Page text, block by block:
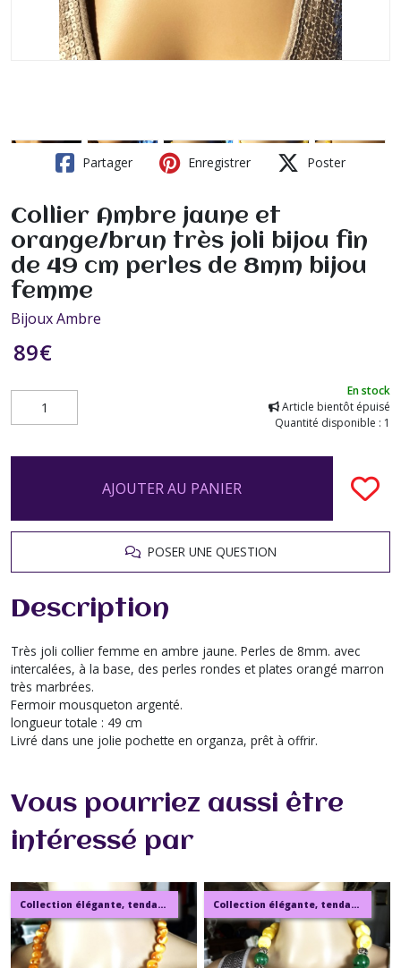
Partager Enregistrer Poster
Collier Ambre jaune et
orange/brun très joli bijou fin
de 49 cm perles de 8mm bijou
femme
Bijoux Ambre
89€
En stock
Article bientôt épuisé
Quantité disponible : 1
AJOUTER AU PANIER
POSER UNE QUESTION
Description
Très joli collier femme en ambre jaune. Perles de 8mm. avec
intercalées, à la base, des perles rondes et plates orangé marron
très marbrées.
Fermoir mousqueton argenté.
longueur totale : 49 cm
Livré dans une jolie pochette en organza, prêt à offrir.
Vous pourriez aussi être
intéressé par
Collection élégante, tendance, moderne, de bijoux en ambre, pierre, perles. Collection élégante, tendance, moderne, de bijoux en ambre, pierre, perles.